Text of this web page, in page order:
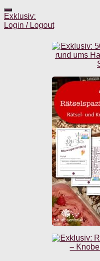
Exklusiv:
Login / Logout